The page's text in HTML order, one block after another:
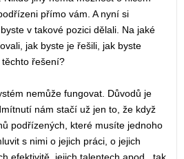
přímo vám. A nyní si
v takové pozici dělali. Na jaké
jak byste je řešili, jak byste
řešení?
nemůže fungovat. Důvodů je
nám stačí už jen to, že když
podřízených, které musíte jednoho
s nimi o jejich práci, o jejich